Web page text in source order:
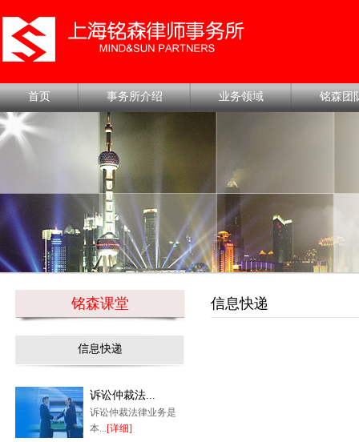
首页 事务所介绍 业务领域 铭森团
铭森课堂
信息快递
诉讼仲裁法...
诉讼仲裁法律业务是
本...[详细]
信息快递